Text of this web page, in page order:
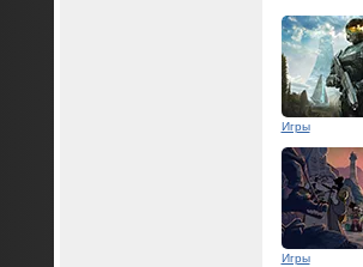
Игры
Игры